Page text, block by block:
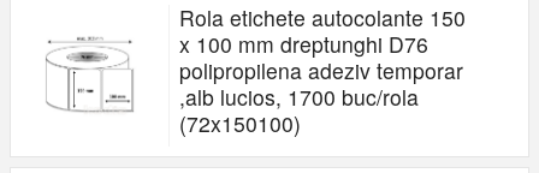
Rola etichete autocolante 150
x 100 mm dreptunghi D76
polipropilena adeziv temporar
,alb lucios, 1700 buc/rola
(72x150100)